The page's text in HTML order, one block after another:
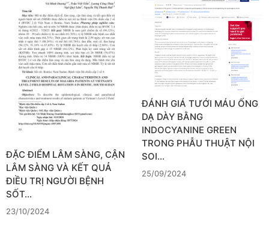
ĐẶC ĐIỂM LÂM SÀNG, CẬN
LÂM SÀNG VÀ KẾT QUẢ
ĐIỀU TRỊ NGƯỜI BỆNH
SỐT…
23/10/2024
ĐÁNH GIÁ TƯỚI MÁU ỐNG
DẠ DÀY BẰNG
INDOCYANINE GREEN
TRONG PHẪU THUẬT NỘI
SOI…
25/09/2024